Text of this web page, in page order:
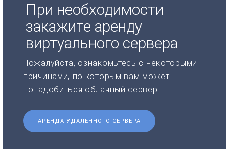
При необходимости
закажите аренду
виртуального сервера
Пожалуйста, ознакомьтесь с некоторыми
причинами, по которым вам может
понадобиться облачный сервер.
АРЕНДА УДАЛЕННОГО СЕРВЕРА